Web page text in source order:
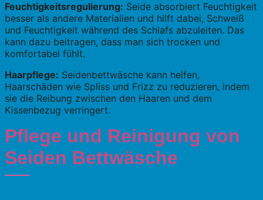
Feuchtigkeitsregulierung: Seide absorbiert Feuchtigkeit
besser als andere Materialien und hilft dabei, Schweiß
und Feuchtigkeit während des Schlafs abzuleiten. Das
kann dazu beitragen, dass man sich trocken und
komfortabel fühlt.
Haarpflege: Seidenbettwäsche kann helfen,
Haarschäden wie Spliss und Frizz zu reduzieren, indem
sie die Reibung zwischen den Haaren und dem
Kissenbezug verringert.
Pflege und Reinigung von
Seiden Bettwäsche